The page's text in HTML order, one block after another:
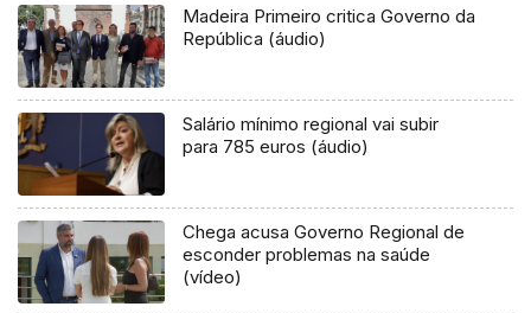
Madeira Primeiro critica Governo da
República (áudio)
Salário mínimo regional vai subir
para 785 euros (áudio)
Chega acusa Governo Regional de
esconder problemas na saúde
(vídeo)